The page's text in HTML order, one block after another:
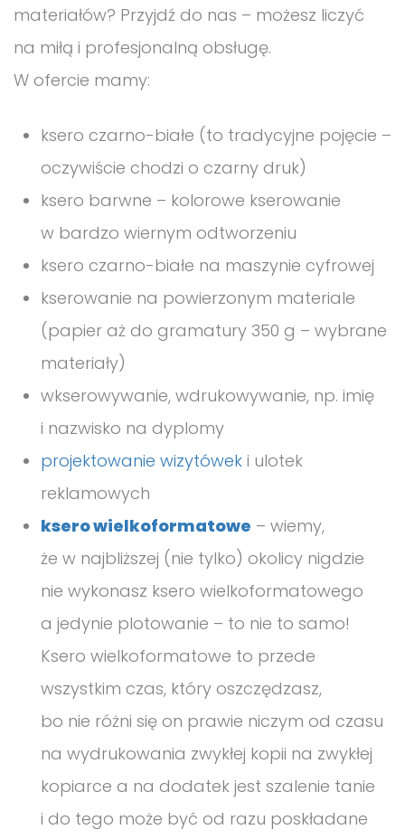
materiałów? Przyjdź do nas – możesz liczyć
na miłą i profesjonalną obsługę.
W ofercie mamy:
ksero czarno-białe (to tradycyjne pojęcie –
oczywiście chodzi o czarny druk)
ksero barwne – kolorowe kserowanie
w bardzo wiernym odtworzeniu
ksero czarno-białe na maszynie cyfrowej
kserowanie na powierzonym materiale
(papier aż do gramatury 350 g – wybrane
materiały)
wkserowywanie, wdrukowywanie, np. imię
i nazwisko na dyplomy
projektowanie wizytówek i ulotek
reklamowych
ksero wielkoformatowe – wiemy,
że w najbliższej (nie tylko) okolicy nigdzie
nie wykonasz ksero wielkoformatowego
a jedynie plotowanie – to nie to samo!
Ksero wielkoformatowe to przede
wszystkim czas, który oszczędzasz,
bo nie różni się on prawie niczym od czasu
na wydrukowania zwykłej kopii na zwykłej
kopiarce a na dodatek jest szalenie tanie
i do tego może być od razu poskładane